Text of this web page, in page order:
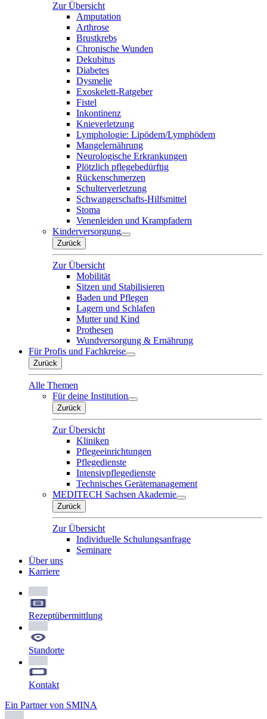
Zur Übersicht
Amputation
Arthrose
Brustkrebs
Chronische Wunden
Dekubitus
Diabetes
Dysmelie
Exoskelett-Ratgeber
Fistel
Inkontinenz
Knieverletzung
Lymphologie: Lipödem/Lymphödem
Mangelernährung
Neurologische Erkrankungen
Plötzlich pflegebedürftig
Rückenschmerzen
Schulterverletzung
Schwangerschafts-Hilfsmittel
Stoma
Venenleiden und Krampfadern
Kinderversorgung
Zurück
Zur Übersicht
Mobilität
Sitzen und Stabilisieren
Baden und Pflegen
Lagern und Schlafen
Mutter und Kind
Prothesen
Wundversorgung & Ernährung
Für Profis und Fachkreise
Zurück
Alle Themen
Für deine Institution
Zurück
Zur Übersicht
Kliniken
Pflegeeinrichtungen
Pflegedienste
Intensivpflegedienste
Technisches Gerätemanagement
MEDITECH Sachsen Akademie
Zurück
Zur Übersicht
Individuelle Schulungsanfrage
Seminare
Über uns
Karriere
Rezeptübermittlung
Standorte
Kontakt
Ein Partner von SMINA